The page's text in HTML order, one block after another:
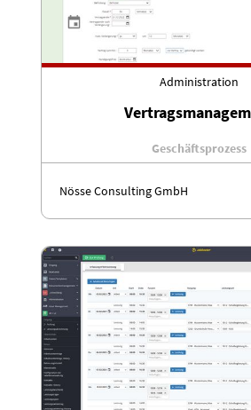
Administration
Geschäftsprozess
Nösse Consulting GmbH